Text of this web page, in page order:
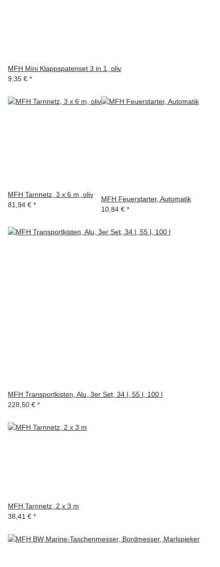
MFH Mini Klappspatenset 3 in 1, oliv
9,35 € *
MFH Tarnnetz, 3 x 6 m, oliv
81,94 € *
MFH Feuerstarter, Automatik
10,84 € *
MFH Transportkisten, Alu, 3er Set, 34 l, 55 l, 100 l
228,50 € *
MFH Tarnnetz, 2 x 3 m
38,41 € *